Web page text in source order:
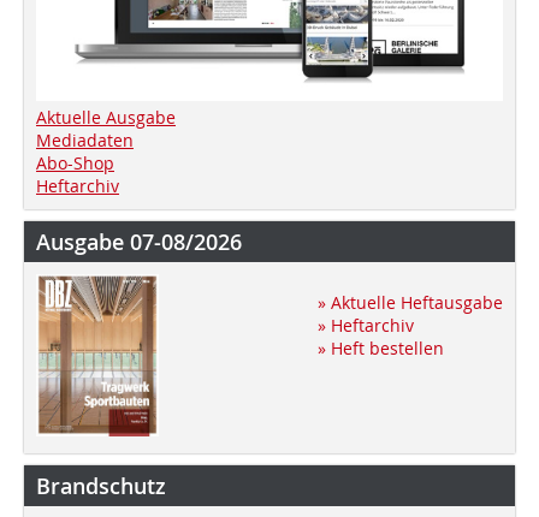
Aktuelle Ausgabe
Mediadaten
Abo-Shop
Heftarchiv
Ausgabe 07-08/2026
» Aktuelle Heftausgabe
» Heftarchiv
» Heft bestellen
Brandschutz